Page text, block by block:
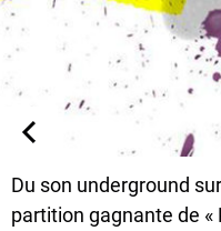
Du son underground
partition gagnante de «